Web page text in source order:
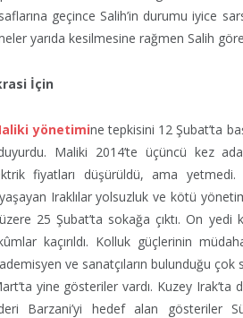
geçince Salih’in durumu iyice
yarıda kesilmesine rağmen Salih
İçin
yönetimine tepkisini 12 Şubat’ta
Maliki 2014’te üçüncü kez
fiyatları düşürüldü, ama
Iraklılar yolsuzluk ve kötü
25 Şubat’ta sokağa çıktı. On
kaçırıldı. Kolluk güçlerinin
ve sanatçıların bulunduğu
yine gösteriler vardı. Kuzey Irak’ta
Barzani’yi hedef alan gösteriler